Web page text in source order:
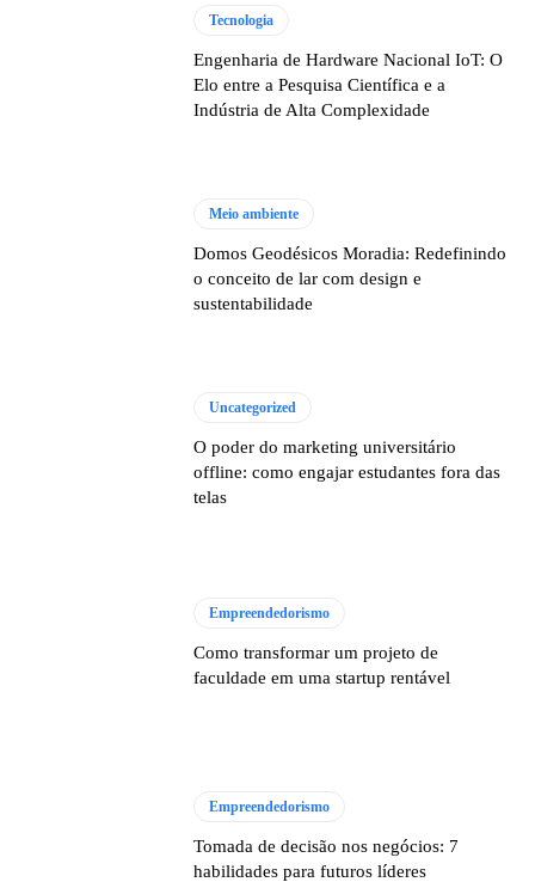
Tecnologia
Engenharia de Hardware Nacional IoT: O
Elo entre a Pesquisa Científica e a
Indústria de Alta Complexidade
Meio ambiente
Domos Geodésicos Moradia: Redefinindo
o conceito de lar com design e
sustentabilidade
Uncategorized
O poder do marketing universitário
offline: como engajar estudantes fora das
telas
Empreendedorismo
Como transformar um projeto de
faculdade em uma startup rentável
Empreendedorismo
Tomada de decisão nos negócios: 7
habilidades para futuros líderes